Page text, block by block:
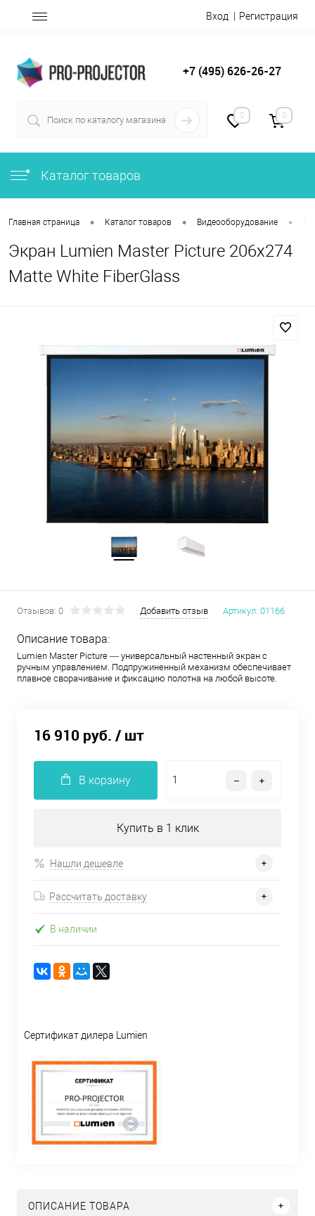
Вход Регистрация
+7 (495) 626-26-27
0 0
Каталог товаров
Главная страница • Каталог товаров • Видеооборудование •
Экран Lumien Master Picture 206x274
Matte White FiberGlass
Отзывов: 0 Добавить отзыв Артикул: 01166
Описание товара:
Lumien Master Picture — универсальный настенный экран с
ручным управлением. Подпружиненный механизм обеспечивает
плавное сворачивание и фиксацию полотна на любой высоте.
16 910 руб. / шт
В корзину
Купить в 1 клик
Нашли дешевле
Рассчитать доставку
В наличии
Сертификат дилера Lumien
ОПИСАНИЕ ТОВАРА